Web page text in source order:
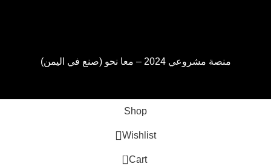
منصة مشروعي 2024 – معا نحو (صنع في اليمن)
Shop
Wishlist
0 Cart